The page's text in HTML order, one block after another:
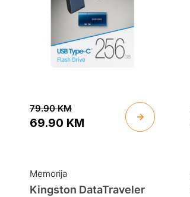
79.90KM
was:
79.90 KM.
69.90 KM
is:
69.90 KM.
Memorija
Kingston DataTraveler